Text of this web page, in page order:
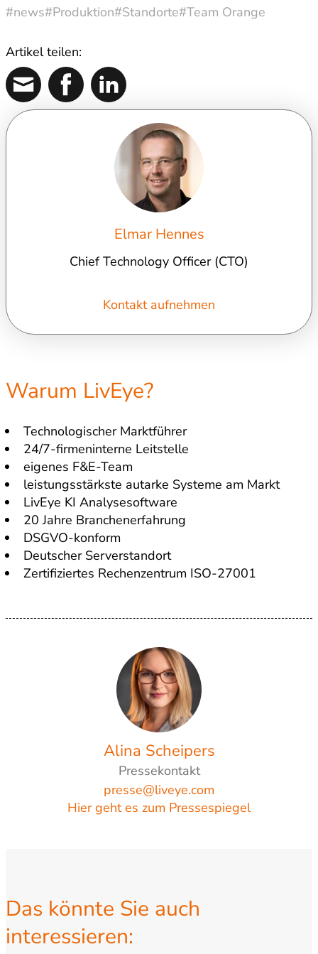
#news#Produktion#Standorte#Team Orange
Artikel teilen:
Elmar Hennes
Chief Technology Officer (CTO)
Kontakt aufnehmen
Warum LivEye?
Technologischer Marktführer
24/7-firmeninterne Leitstelle
eigenes F&E-Team
leistungsstärkste autarke Systeme am Markt
LivEye KI Analysesoftware
20 Jahre Branchenerfahrung
DSGVO-konform
Deutscher Serverstandort
Zertifiziertes Rechenzentrum ISO-27001
Alina Scheipers
Pressekontakt
presse@liveye.com
Hier geht es zum Pressespiegel
Das könnte Sie auch
interessieren: